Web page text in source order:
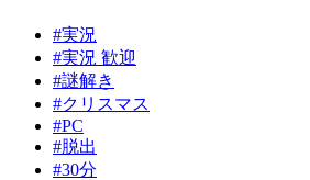
#実況
#実況 歓迎
#謎解き
#クリスマス
#PC
#脱出
#30分